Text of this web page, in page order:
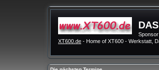
XT600.de - Home of XT600 - Werkstatt,